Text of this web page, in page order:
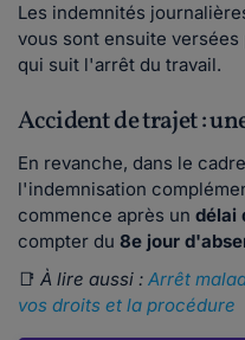
Les indemnités
vous sont ensuite versées
qui suit l'arrêt du travail.
Accident de trajet :
En revanche, dans le
l'indemnisation
commence après un délai
compter du 8e jour
📑 À lire aussi : Arrêt
vos droits et la procédure